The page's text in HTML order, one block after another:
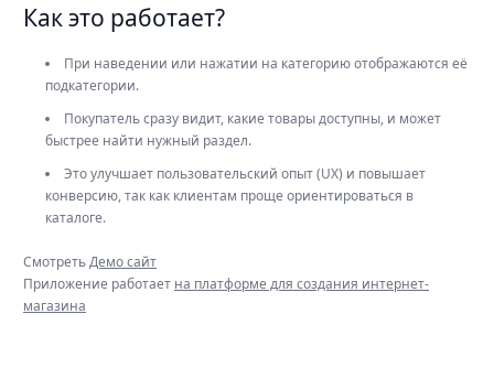
Как это работает?
При наведении или нажатии на категорию отображаются её
подкатегории.
Покупатель сразу видит, какие товары доступны, и может
быстрее найти нужный раздел.
Это улучшает пользовательский опыт (UX) и повышает
конверсию, так как клиентам проще ориентироваться в
каталоге.
СмотретьДемо сайт
Приложение работает на платформе для создания интернет-
магазина